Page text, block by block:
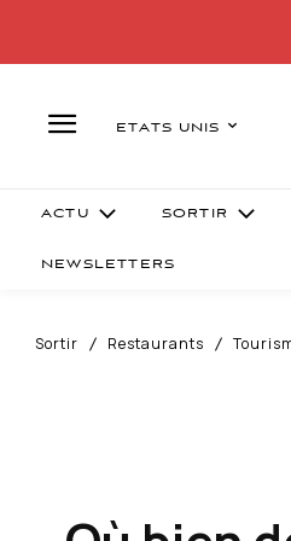
ETATS UNIS
ACTU SORTIR
NEWSLETTERS
Sortir Restaurants